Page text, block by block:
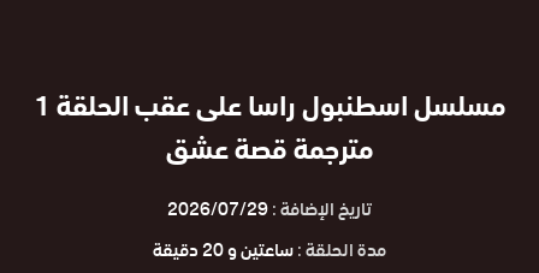
مسلسل اسطنبول راسا على عقب الحلقة 1
مترجمة قصة عشق
تاريخ الإضافة :2026/07/29
مدة الحلقة :ساعتين و 20 دقيقة